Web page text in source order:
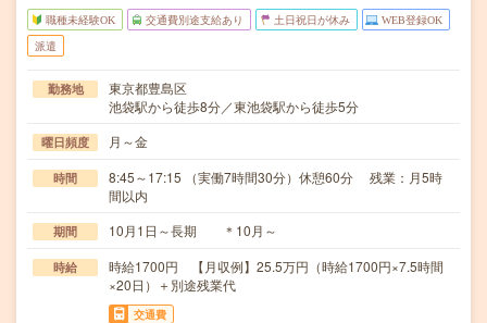
職種未経験OK 交通費別途支給あり 土日祝日が休み WEB登録OK
派遣
勤務地
東京都豊島区
池袋駅から徒歩8分／東池袋駅から徒歩5分
曜日頻度 月～金
時間
8:45～17:15 （実働7時間30分）休憩60分 残業：月5時
間以内
期間 10月1日～長期 ＊10月～
時給
時給1700円 【月収例】25.5万円（時給1700円×7.5時間
×20日）＋別途残業代
交通費